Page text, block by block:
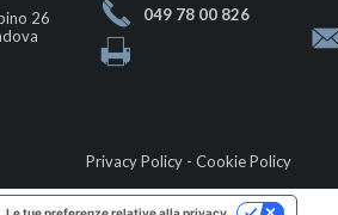
26
049 78 00 826
Privacy Policy- Cookie Policy